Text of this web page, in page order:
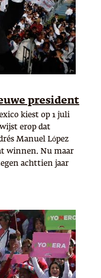
president
kiest op 1 juli
erop dat
Manuel López
winnen. Nu maar
achttien jaar